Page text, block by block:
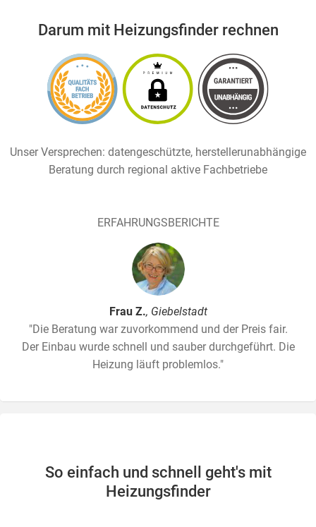
Darum mit Heizungsfinder rechnen
Unser Versprechen: datengeschützte, herstellerunabhängige
Beratung durch regional aktive Fachbetriebe
ERFAHRUNGSBERICHTE
Frau Z., Giebelstadt
"Die Beratung war zuvorkommend und der Preis fair.
Der Einbau wurde schnell und sauber durchgeführt. Die
Heizung läuft problemlos."
So einfach und schnell geht's mit
Heizungsfinder